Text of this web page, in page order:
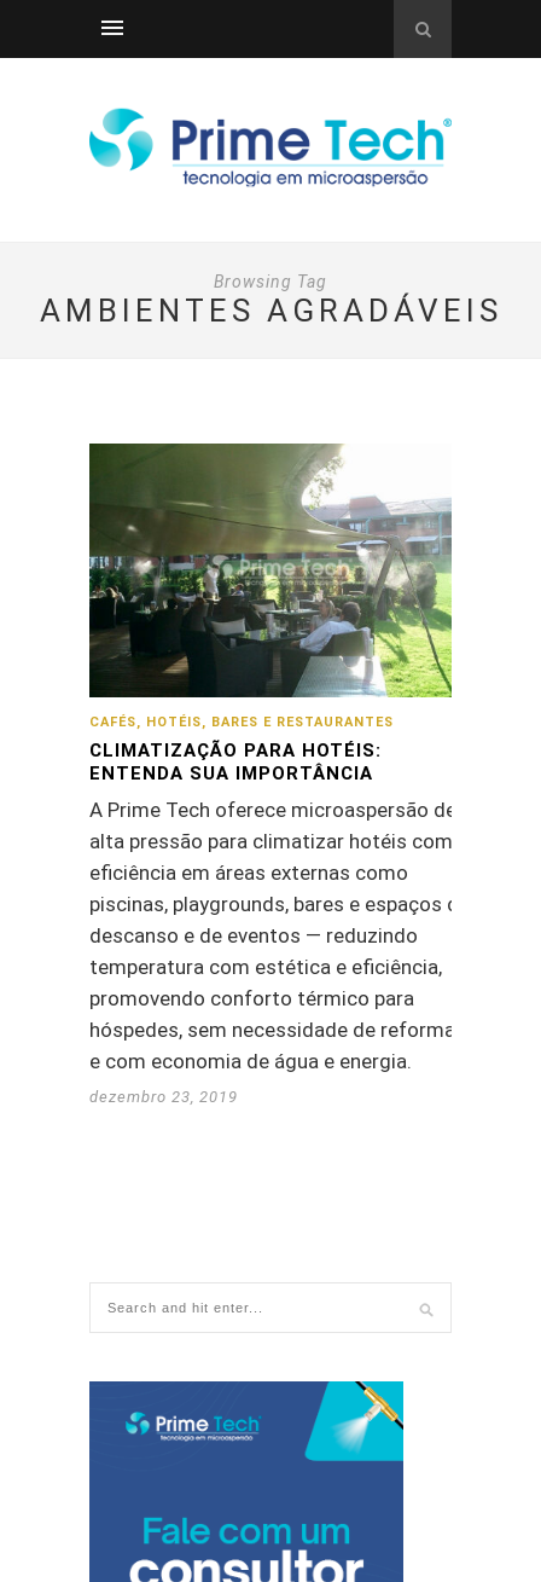
Browsing Tag
AMBIENTES AGRADÁVEIS
CAFÉS, HOTÉIS, BARES E RESTAURANTES
CLIMATIZAÇÃO PARA HOTÉIS:
ENTENDA SUA IMPORTÂNCIA
A Prime Tech oferece microaspersão de
alta pressão para climatizar hotéis com
eficiência em áreas externas como
piscinas, playgrounds, bares e espaços de
descanso e de eventos — reduzindo
temperatura com estética e eficiência,
promovendo conforto térmico para
hóspedes, sem necessidade de reformas
e com economia de água e energia.
dezembro 23, 2019